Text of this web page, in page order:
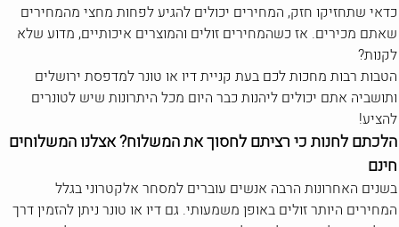
כדאי שתחזיקו חזק, המחירים יכולים להגיע לפחות מחצי מהמחירים
שאתם מכירים. אז כשהמחירים זולים והמוצרים איכותיים, מדוע שלא
לקנות?
הטבות רבות מחכות לכם בעת קניית דיו או טונר למדפסת ירושלים
ותושביה אתם יכולים ליהנות כבר היום מכל היתרונות שיש לטונרים
להציע!
הלכתם לחנות כי רציתם לחסוך את המשלוח? אצלנו המשלוחים
חינם
בשנים האחרונות הרבה אנשים עוברים למסחר אלקטרוני בגלל
המחירים היותר זולים באופן משמעותי. גם דיו או טונר ניתן להזמין דרך